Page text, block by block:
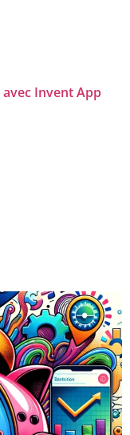
avec Invent App